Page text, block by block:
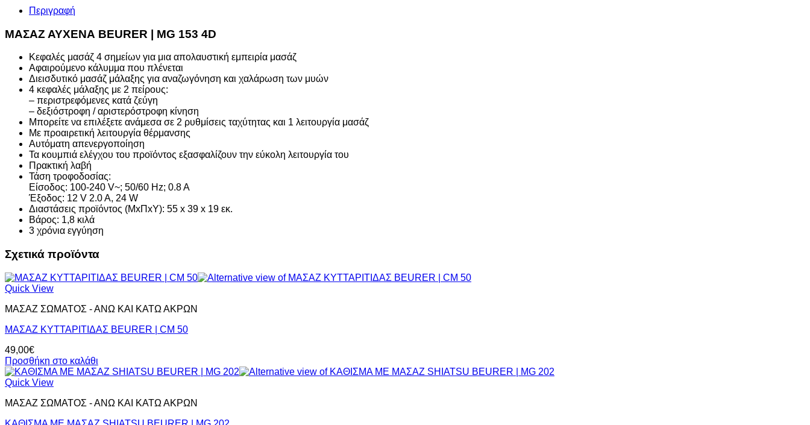
ποσότητα
Περιγραφή
ΜΑΣΑΖ ΑΥΧΕΝΑ BEURER | MG 153 4D
Κεφαλές μασάζ 4 σημείων για μια απολαυστική εμπειρία μασάζ
Αφαιρούμενο κάλυμμα που πλένεται
Διεισδυτικό μασάζ μάλαξης για αναζωγόνηση και χαλάρωση των μυών
4 κεφαλές μάλαξης με 2 πείρους:
– περιστρεφόμενες κατά ζεύγη
– δεξιόστροφη / αριστερόστροφη κίνηση
Μπορείτε να επιλέξετε ανάμεσα σε 2 ρυθμίσεις ταχύτητας και 1 λειτουργία μασάζ
Με προαιρετική λειτουργία θέρμανσης
Αυτόματη απενεργοποίηση
Τα κουμπιά ελέγχου του προϊόντος εξασφαλίζουν την εύκολη λειτουργία του
Πρακτική λαβή
Τάση τροφοδοσίας:
Είσοδος: 100-240 V~; 50/60 Hz; 0.8 A
Έξοδος: 12 V 2.0 A, 24 W
Διαστάσεις προϊόντος (ΜxΠxΥ): 55 x 39 x 19 εκ.
Βάρος: 1,8 κιλά
3 χρόνια εγγύηση
Σχετικά προϊόντα
Quick View
ΜΑΣΑΖ ΣΩΜΑΤΟΣ - ΑΝΩ ΚΑΙ ΚΑΤΩ ΑΚΡΩΝ
ΜΑΣΑΖ ΚΥΤΤΑΡΙΤΙΔΑΣ BEURER | CM 50
49,00€
Προσθήκη στο καλάθι
Quick View
ΜΑΣΑΖ ΣΩΜΑΤΟΣ - ΑΝΩ ΚΑΙ ΚΑΤΩ ΑΚΡΩΝ